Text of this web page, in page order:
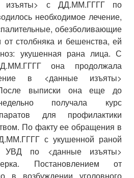
изъяты> с ДД.ММ.ГГГГ по
необходимое лечение,
обезболивающие
столбняка и бешенства, ей
укушенная рана лица. С
она продолжала
в <данные изъяты>
выписки она еще до
получала курс
для профилактики
По факту ее обращения в
с укушенной раной
УВД по <данные изъяты>
Постановлением от